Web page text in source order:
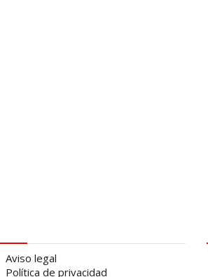
Aviso legal
Política de privacidad